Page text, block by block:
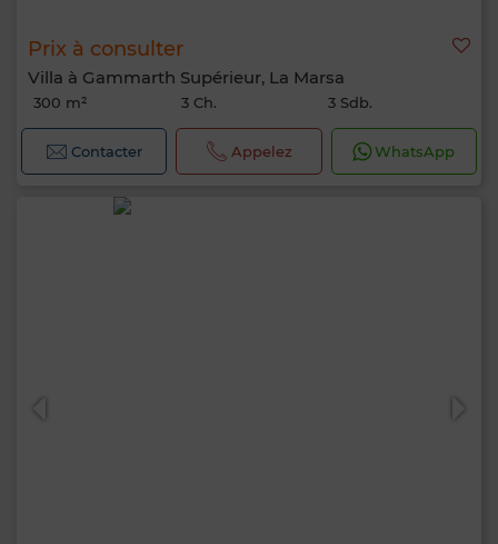
Prix à consulter
Villa à Gammarth Supérieur, La Marsa
300 m² 3 Ch. 3 Sdb.
Contacter Appelez WhatsApp